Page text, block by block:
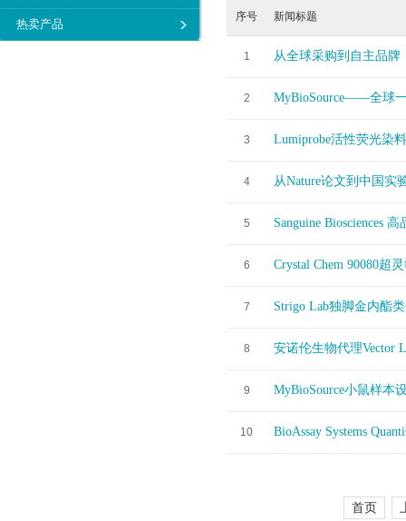
热卖产品
序号 新闻标题
1 从全球采购到自主品牌
2 MyBioSource——全球
3 Lumiprobe活性荧光染
4 从Nature论文到中国实
5 Sanguine Biosciences
6 Crystal Chem 90080超
7 Strigo Lab独脚金内酯
8 安诺伦生物代理Vector
9 MyBioSource小鼠样本
10 BioAssay Systems
首页